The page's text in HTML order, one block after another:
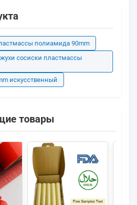
полиамида 90mm
сосиски пластмассы
искусственный
товары